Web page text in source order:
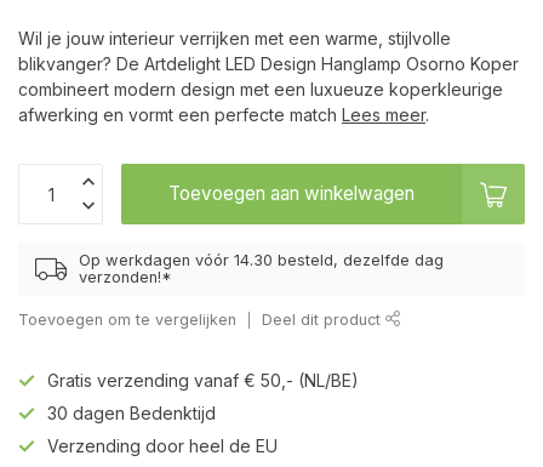
Wil je jouw interieur verrijken met een warme, stijlvolle
blikvanger? De Artdelight LED Design Hanglamp Osorno Koper
combineert modern design met een luxueuze koperkleurige
afwerking en vormt een perfecte match Lees meer.
Toevoegen aan winkelwagen
Op werkdagen vóór 14.30 besteld, dezelfde dag
verzonden!*
Toevoegen om te vergelijken Deel dit product
Gratis verzending vanaf € 50,- (NL/BE)
30 dagen Bedenktijd
Verzending door heel de EU